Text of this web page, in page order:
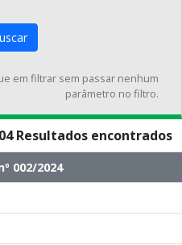
em filtrar sem passar nenhum
parâmetro no filtro.
Resultados encontrados
002/2024